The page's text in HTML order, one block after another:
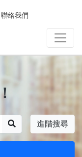
聯絡我們
進階搜尋